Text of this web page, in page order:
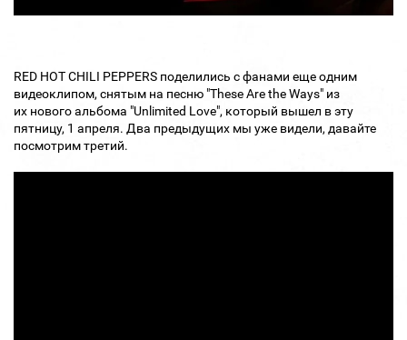
RED HOT CHILI PEPPERS поделились с фанами еще одним
видеоклипом, снятым на песню "These Are the Ways" из
их нового альбома "Unlimited Love", который вышел в эту
пятницу, 1 апреля. Два предыдущих мы уже видели, давайте
посмотрим третий.